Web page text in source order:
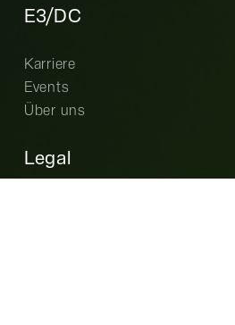
E3/DC
Karriere
Events
Über uns
Legal